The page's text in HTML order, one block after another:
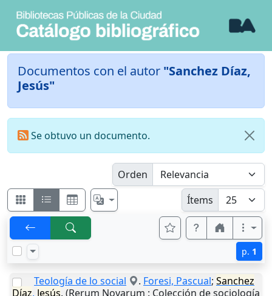
Documentos con el autor "Sanchez Díaz,
Jesús"
Se obtuvo un documento.
Orden
Ítems
p. 1
Teología de lo social . Foresi, Pascual; Sanchez
Díaz, Jesús. (Rerum Novarum : Colección de sociología